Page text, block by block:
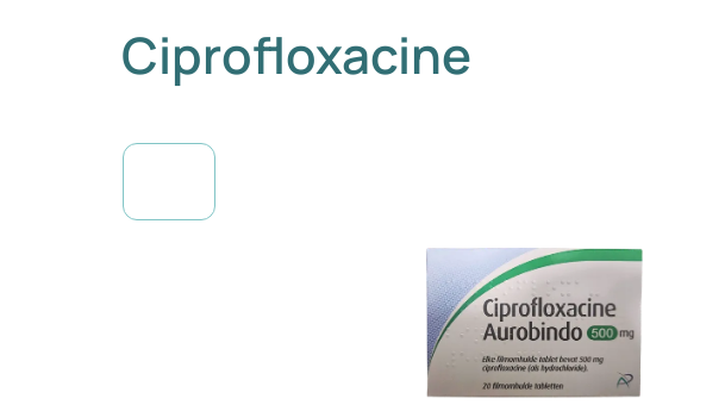
Ciprofloxacine